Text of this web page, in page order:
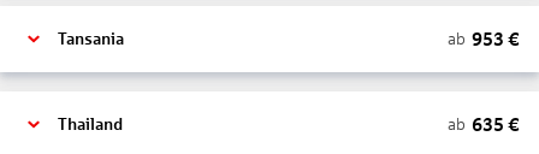
Tansania ab 953 €
Thailand ab 635 €